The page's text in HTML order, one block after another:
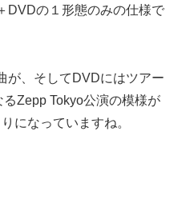
DVDの１形態のみの仕様で
が、そしてDVDにはツアー
るZepp Tokyo公演の模様が
になっていますね。